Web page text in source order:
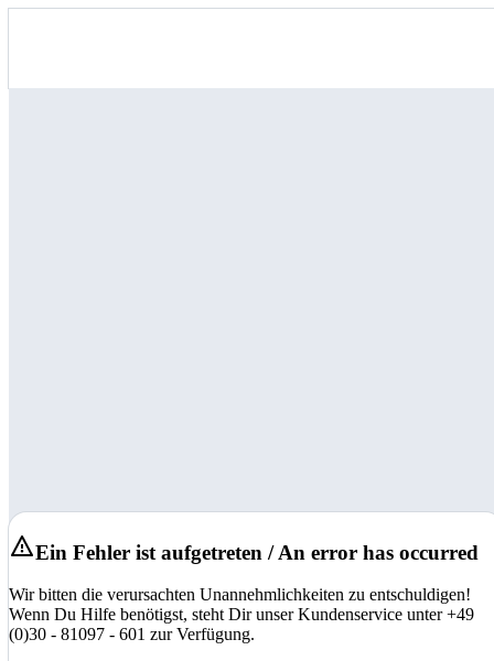
Ein Fehler ist aufgetreten / An error has occurred
Wir bitten die verursachten Unannehmlichkeiten zu entschuldigen!
Wenn Du Hilfe benötigst, steht Dir unser Kundenservice unter +49
(0)30 - 81097 - 601 zur Verfügung.